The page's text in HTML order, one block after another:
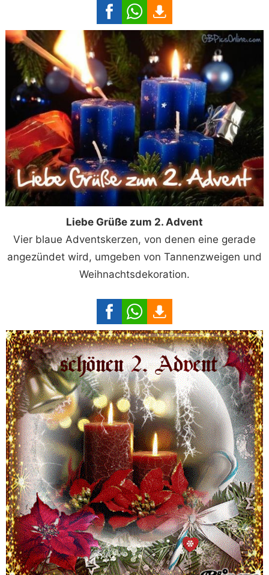
Liebe Grüße zum 2. Advent
Vier blaue Adventskerzen, von denen eine gerade
angezündet wird, umgeben von Tannenzweigen und
Weihnachtsdekoration.